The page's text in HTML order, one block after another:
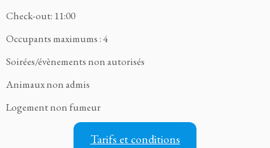
Check-out: 11:00
Occupants maximums : 4
Soirées/évènements non autorisés
Animaux non admis
Logement non fumeur
Tarifs et conditions